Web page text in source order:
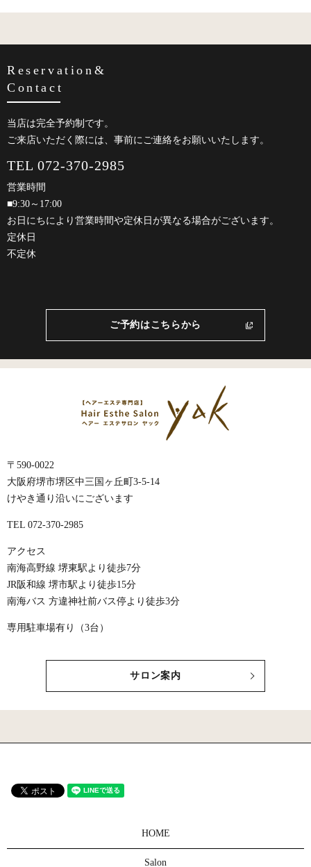
Reservation&
Contact
当店は完全予約制です。
ご来店いただく際には、事前にご連絡をお願いいたします。
TEL 072-370-2985
営業時間
■9:30～17:00
お日にちにより営業時間や定休日が異なる場合がございます。
定休日
不定休
ご予約はこちらから
〒590-0022
大阪府堺市堺区中三国ヶ丘町3-5-14
けやき通り沿いにございます
TEL 072-370-2985
アクセス
南海高野線 堺東駅より徒歩7分
JR阪和線 堺市駅より徒歩15分
南海バス 方違神社前バス停より徒歩3分
専用駐車場有り（3台）
サロン案内
HOME
Salon